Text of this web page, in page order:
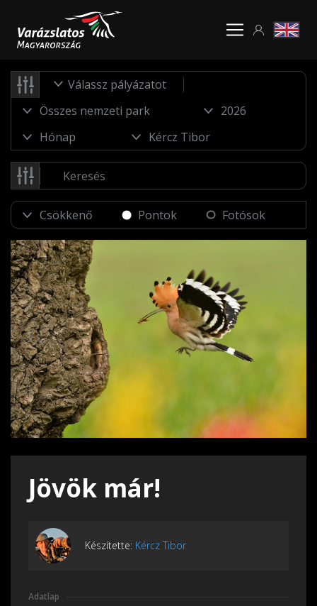
Válassz pályázatot
Pontok Fotósok
Jövök már!
Készítette: Kércz Tibor
Adatlap